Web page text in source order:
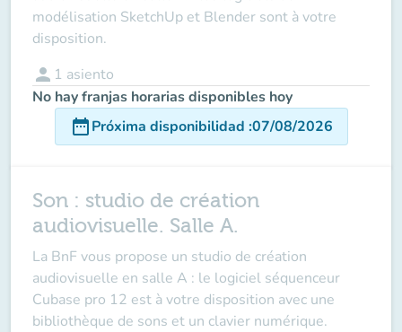
modélisation SketchUp et Blender sont à votre
disposition.
person 1 asiento
No hay franjas horarias disponibles hoy
date_rangePróxima disponibilidad :07/08/2026
Son : studio de création
audiovisuelle. Salle A.
La BnF vous propose un studio de création
audiovisuelle en salle A : le logiciel séquenceur
Cubase pro 12 est à votre disposition avec une
bibliothèque de sons et un clavier numérique.